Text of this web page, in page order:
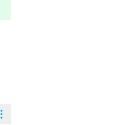
Controls de recursos